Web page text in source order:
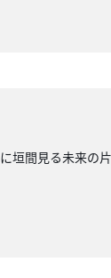
垣間見る未来の